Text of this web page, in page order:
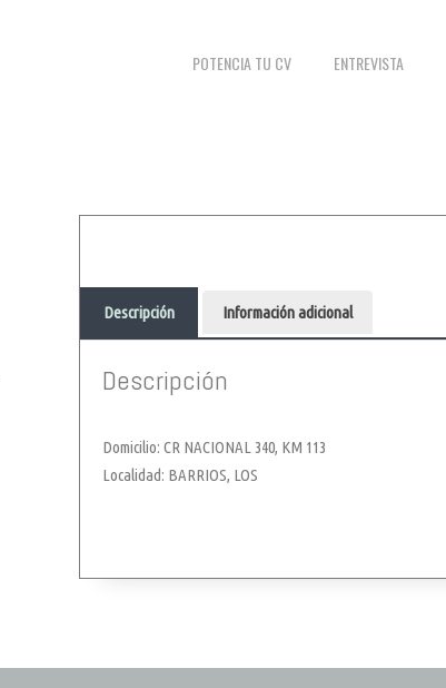
POTENCIA TU CV ENTREVISTA
Descripción Información adicional
Descripción
Domicilio: CR NACIONAL 340, KM 113
Localidad: BARRIOS, LOS